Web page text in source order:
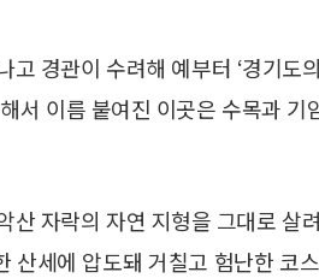
경관이 수려해 예부터 ‘경기도
서 이름 붙여진 이곳은 수목과 기
산 자락의 자연 지형을 그대로 살
산세에 압도돼 거칠고 험난한 코